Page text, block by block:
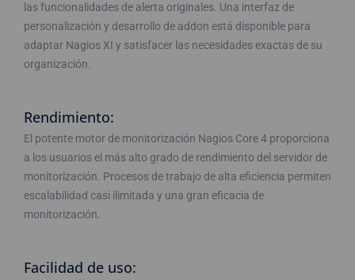
las funcionalidades de alerta originales. Una interfaz de
personalización y desarrollo de addon está disponible para
adaptar Nagios XI y satisfacer las necesidades exactas de su
organización.
Rendimiento:
El potente motor de monitorización Nagios Core 4 proporciona
a los usuarios el más alto grado de rendimiento del servidor de
monitorización. Procesos de trabajo de alta eficiencia permiten
escalabilidad casi ilimitada y una gran eficacia de
monitorización.
Facilidad de uso: